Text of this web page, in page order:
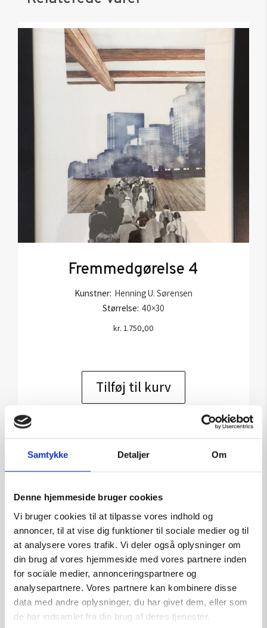
Samtykke Detaljer Om
Denne hjemmeside bruger cookies
Vi bruger cookies til at tilpasse vores indhold og
annoncer, til at vise dig funktioner til sociale medier og til
at analysere vores trafik. Vi deler også oplysninger om
din brug af vores hjemmeside med vores partnere inden
for sociale medier, annonceringspartnere og
analysepartnere. Vores partnere kan kombinere disse
data med andre oplysninger, du har givet dem, eller som
de har indsamlet fra din brug af deres tjenester.
Fremmedgørelse 4
Kunstner: Henning U. Sørensen
Størrelse: 40×30
kr. 1.750,00
Tilføj til kurv